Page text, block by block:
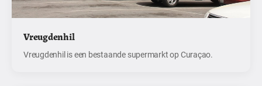
Vreugdenhil
Vreugdenhil is een bestaande supermarkt op Curaçao.